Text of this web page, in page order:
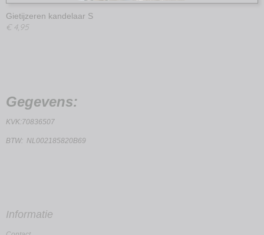
Gietijzeren kandelaar S
€ 4,95
Gegevens:
KVK:70836507
BTW: NL002185820B69
Informatie